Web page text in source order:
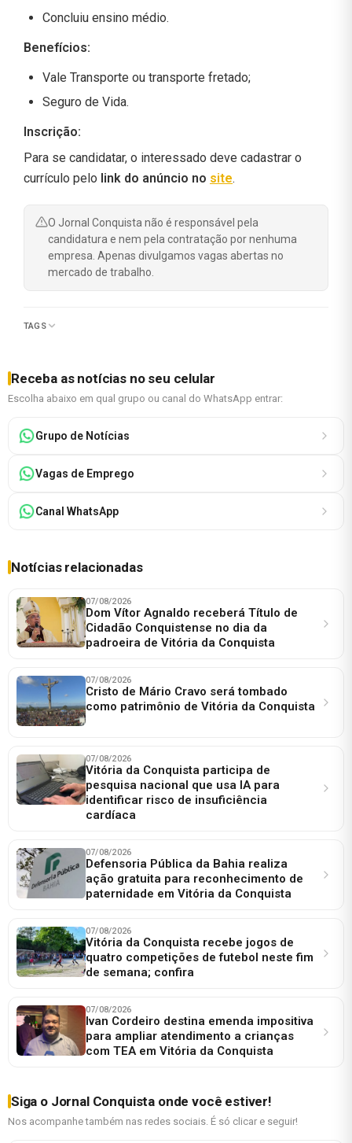
Concluiu ensino médio.
Benefícios:
Vale Transporte ou transporte fretado;
Seguro de Vida.
Inscrição:
Para se candidatar, o interessado deve cadastrar o
currículo pelo link do anúncio no site.
O Jornal Conquista não é responsável pela
candidatura e nem pela contratação por nenhuma
empresa. Apenas divulgamos vagas abertas no
mercado de trabalho.
TAGS
Receba as notícias no seu celular
Escolha abaixo em qual grupo ou canal do WhatsApp entrar:
Grupo de Notícias
Vagas de Emprego
Canal WhatsApp
Notícias relacionadas
07/08/2026
Dom Vítor Agnaldo receberá Título de
Cidadão Conquistense no dia da
padroeira de Vitória da Conquista
07/08/2026
Cristo de Mário Cravo será tombado
como patrimônio de Vitória da Conquista
07/08/2026
Vitória da Conquista participa de
pesquisa nacional que usa IA para
identificar risco de insuficiência
cardíaca
07/08/2026
Defensoria Pública da Bahia realiza
ação gratuita para reconhecimento de
paternidade em Vitória da Conquista
07/08/2026
Vitória da Conquista recebe jogos de
quatro competições de futebol neste fim
de semana; confira
07/08/2026
Ivan Cordeiro destina emenda impositiva
para ampliar atendimento a crianças
com TEA em Vitória da Conquista
Siga o Jornal Conquista onde você estiver!
Nos acompanhe também nas redes sociais. É só clicar e seguir!